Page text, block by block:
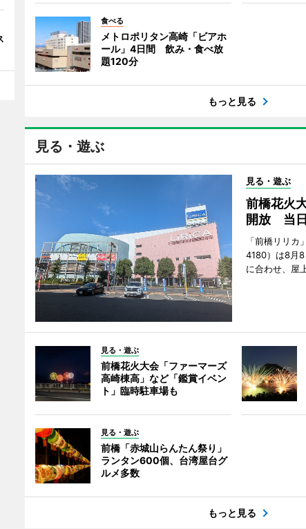
食べる
メトロポリタン高崎「ビアホ
ール」4日間 飲み・食べ放
題120分
もっと見る
見る・遊ぶ
見る・遊ぶ
前橋花火
開放 当
「前橋リリ
4180）は8月8
に合わせ、屋
見る・遊ぶ
前橋花火大会「ファーマーズ
高崎棟高」など「鑑賞イベン
ト」臨時駐車場も
見る・遊ぶ
前橋「赤城山らんたん祭り」
ランタン600個、台湾屋台グ
ルメ多数
もっと見る